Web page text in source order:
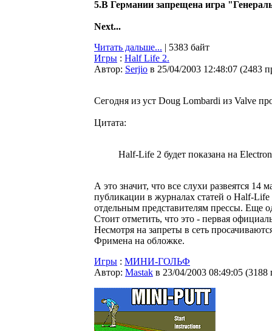
5.В Германии запрещена игра
Next...
Читать дальше... | 5383 байт
Игры : Half Life 2.
Автор: Serjio в 25/04/2003 12:48:07 (2483
Сегодня из уст Doug Lombardi из Valve
Цитата:
Half-Life 2 будет показана на
А это значит, что все слухи развеятся 14
публикации в журналах статей о Half-
отдельным представителям прессы. Еще
Стоит отметить, что это - первая
Несмотря на запреты в сеть
Фримена на обложке.
Игры : МИНИ-ГОЛЬФ
Автор: Мastak в 23/04/2003 08:49:05 (3188